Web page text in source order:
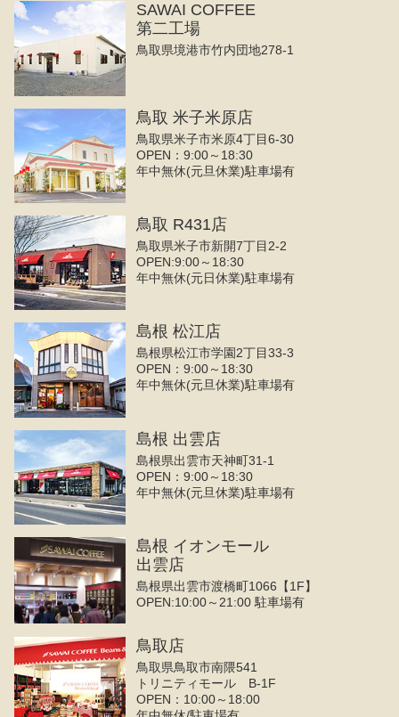
SAWAI COFFEE
第二工場
鳥取県境港市竹内団地278-1
鳥取 米子米原店
鳥取県米子市米原4丁目6-30
OPEN：9:00～18:30
年中無休(元旦休業)駐車場有
鳥取 R431店
鳥取県米子市新開7丁目2-2
OPEN:9:00～18:30
年中無休(元日休業)駐車場有
島根 松江店
島根県松江市学園2丁目33-3
OPEN：9:00～18:30
年中無休(元旦休業)駐車場有
島根 出雲店
島根県出雲市天神町31-1
OPEN：9:00～18:30
年中無休(元旦休業)駐車場有
島根 イオンモール
出雲店
島根県出雲市渡橋町1066【1F】
OPEN:10:00～21:00 駐車場有
鳥取店
鳥取県鳥取市南隈541
トリニティモール B-1F
OPEN：10:00～18:00